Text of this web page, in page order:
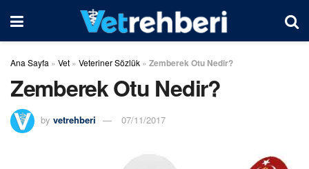
Ana Sayfa » Vet » Veteriner Sözlük » Zemberek Otu Nedir?
Zemberek Otu Nedir?
by vetrehberi 07/11/2017